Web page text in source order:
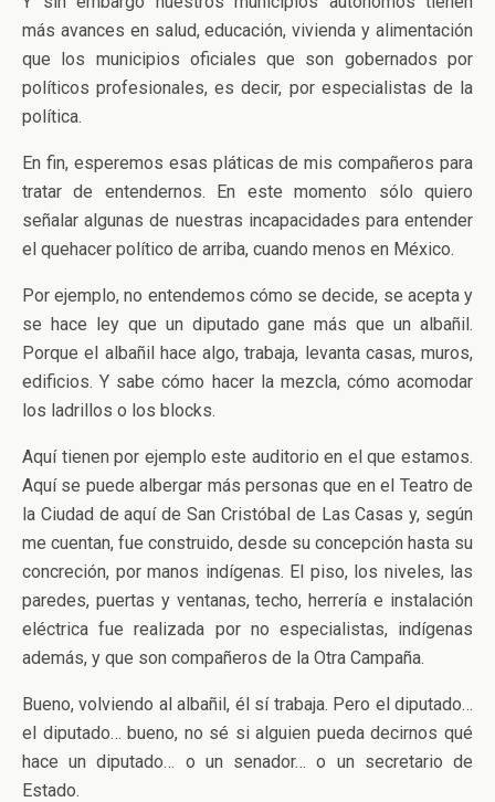
más avances en salud, educación, vivienda y alimentación
que los municipios oficiales que son gobernados por
políticos profesionales, es decir, por especialistas de la
política.
En fin, esperemos esas pláticas de mis compañeros para
tratar de entendernos. En este momento sólo quiero
señalar algunas de nuestras incapacidades para entender
el quehacer político de arriba, cuando menos en México.
Por ejemplo, no entendemos cómo se decide, se acepta y
se hace ley que un diputado gane más que un albañil.
Porque el albañil hace algo, trabaja, levanta casas, muros,
edificios. Y sabe cómo hacer la mezcla, cómo acomodar
los ladrillos o los blocks.
Aquí tienen por ejemplo este auditorio en el que estamos.
Aquí se puede albergar más personas que en el Teatro de
la Ciudad de aquí de San Cristóbal de Las Casas y, según
me cuentan, fue construido, desde su concepción hasta su
concreción, por manos indígenas. El piso, los niveles, las
paredes, puertas y ventanas, techo, herrería e instalación
eléctrica fue realizada por no especialistas, indígenas
además, y que son compañeros de la Otra Campaña.
Bueno, volviendo al albañil, él sí trabaja. Pero el diputado…
el diputado… bueno, no sé si alguien pueda decirnos qué
hace un diputado… o un senador… o un secretario de
Estado.